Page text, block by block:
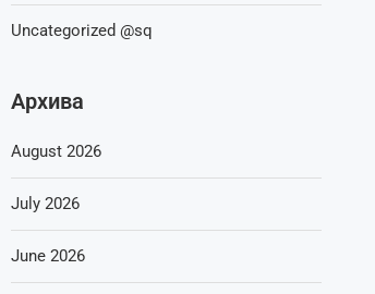
Uncategorized @sq
Архива
August 2026
July 2026
June 2026